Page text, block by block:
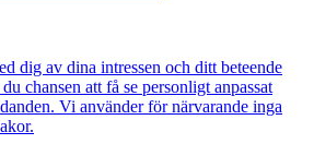
dig av dina intressen och ditt beteende
chansen att få se personligt anpassat
Vi använder för närvarande inga